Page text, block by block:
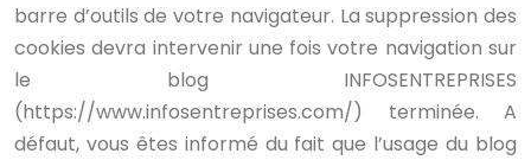
barre d’outils de votre navigateur. La suppression des
cookies devra intervenir une fois votre navigation sur
le blog INFOSENTREPRISES
(https://www.infosentreprises.com/) terminée. A
défaut, vous êtes informé du fait que l’usage du blog